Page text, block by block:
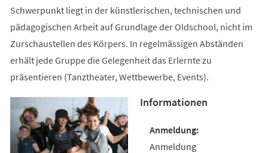
Schwerpunkt liegt in der künstlerischen, technischen und
pädagogischen Arbeit auf Grundlage der Oldschool, nicht im
Zurschaustellen des Körpers. In regelmässigen Abständen
erhält jede Gruppe die Gelegenheit das Erlernte zu
präsentieren (Tanztheater, Wettbewerbe, Events).
Informationen
Anmeldung